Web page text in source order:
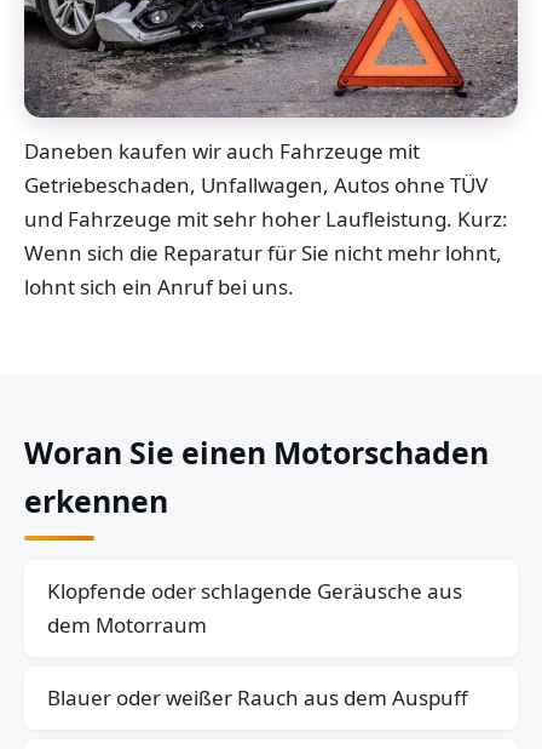
Daneben kaufen wir auch Fahrzeuge mit
Getriebeschaden, Unfallwagen, Autos ohne TÜV
und Fahrzeuge mit sehr hoher Laufleistung. Kurz:
Wenn sich die Reparatur für Sie nicht mehr lohnt,
lohnt sich ein Anruf bei uns.
Woran Sie einen Motorschaden
erkennen
Klopfende oder schlagende Geräusche aus
dem Motorraum
Blauer oder weißer Rauch aus dem Auspuff